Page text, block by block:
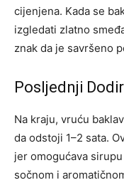
cijenjena. Kada se
izgledati zlatno
znak da je savršeno
Posljednji
Na kraju, vruću
da odstoji 1–2 sata.
jer omogućava
sočnom i